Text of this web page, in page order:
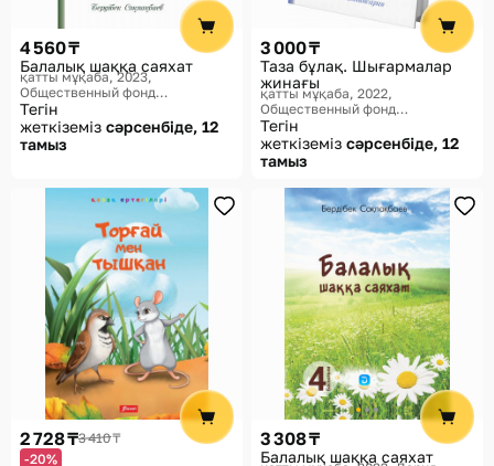
4 560 ₸
Балалық шаққа саяхат
қатты мұқаба, 2023
Общественный фонд
«Мазмұндама», Мектеп
кітапханасы
Тегін
жеткіземіз сәрсенбіде, 12
тамыз
3 000 ₸
Таза бұлақ. Шығармалар
жинағы
қатты мұқаба, 2022
Общественный фонд
«Мазмұндама»
Тегін
жеткіземіз сәрсенбіде, 12
тамыз
2 728 ₸3 410 ₸
-20%
3 308 ₸
Балалық шаққа саяхат